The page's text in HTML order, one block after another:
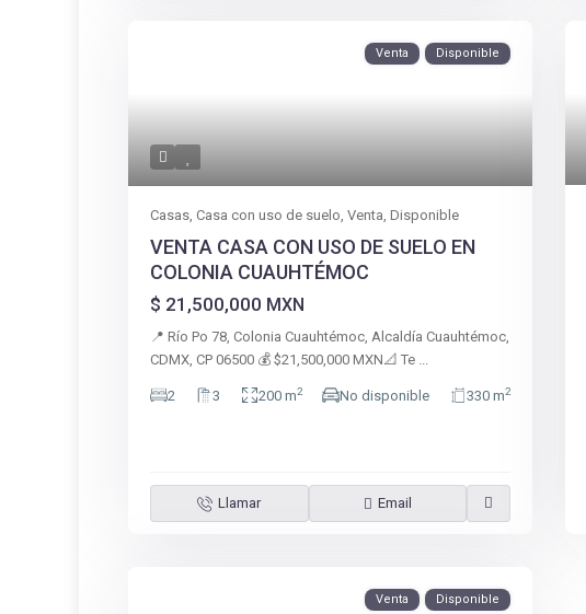
Venta Disponible
Casas Casa con uso de suelo Venta Disponible
VENTA CASA CON USO DE SUELO EN
COLONIA CUAUHTÉMOC
$ 21,500,000 MXN
📍 Río Po 78, Colonia Cuauhtémoc, Alcaldía Cuauhtémoc,
CDMX, CP 06500 💰 $21,500,000 MXN📐 Te
2 3 200 m2 No disponible 330 m2
Llamar Email
Venta Disponible